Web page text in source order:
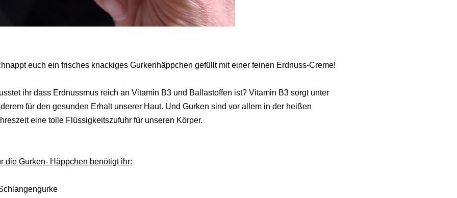
euch ein frisches knackiges Gurkenhäppchen gefüllt mit einer feinen Erdnuss-Creme!
ihr dass Erdnussmus reich an Vitamin B3 und Ballastoffen ist? Vitamin B3 sorgt unter
für den gesunden Erhalt unserer Haut. Und Gurken sind vor allem in der heißen
eine tolle Flüssigkeitszufuhr für unseren Körper.
die Gurken- Häppchen benötigt ihr: